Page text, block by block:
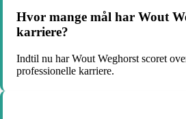
Hvor mange mål har Wout
karriere?
Indtil nu har Wout Weghorst scoret
professionelle karriere.